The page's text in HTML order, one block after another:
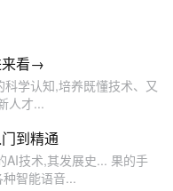
来看→
学认知,培养既懂技术、又
人才...
到精通
AI技术,其发展史... 果的手
智能语音...